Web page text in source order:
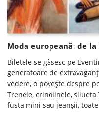
Moda europeană: de
Biletele se găsesc pe
generatoare de
vedere, o povește despre
Trenele, crinolinele,
fusta mini sau jeanșii,